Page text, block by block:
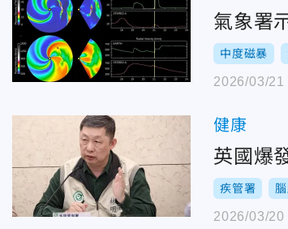
氣象署
中度磁暴
2026/03/21
健康
英國爆
疾管署
2026/03/20